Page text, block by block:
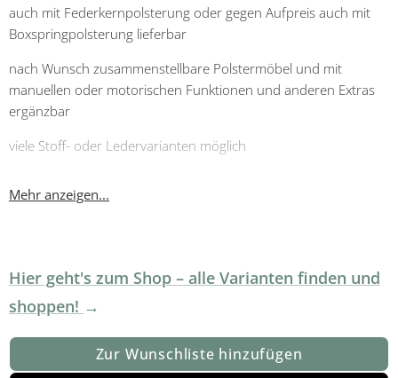
auch mit Federkernpolsterung oder gegen Aufpreis auch mit
Boxspringpolsterung lieferbar
nach Wunsch zusammenstellbare Polstermöbel und mit
manuellen oder motorischen Funktionen und anderen Extras
ergänzbar
viele Stoff- oder Ledervarianten möglich
Mehr anzeigen...
Hier geht's zum Shop – alle Varianten finden und
shoppen!
Zur Wunschliste hinzufügen